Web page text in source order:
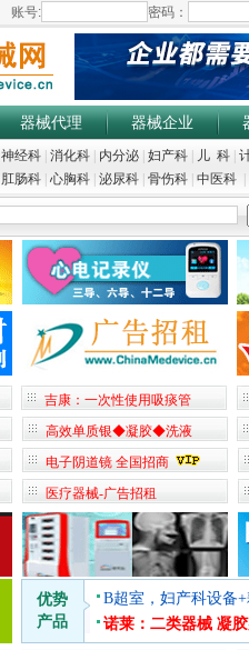
器械代理 器械企业
神经科 消化科 内分泌 妇产科 儿 科
肛肠科 心胸科 泌尿科 骨伤科 中医科
吉康：一次性使用吸痰管
高效单质银◆凝胶◆洗液
电子阴道镜 全国招商
医疗器械-广告招租
优势
产品
B超室，妇产科设备
诺莱：二类器械 凝